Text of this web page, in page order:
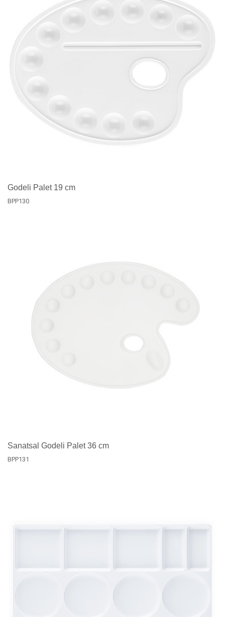
Godeli Palet 19 cm
BPP130
Sanatsal Godeli Palet 36 cm
BPP131